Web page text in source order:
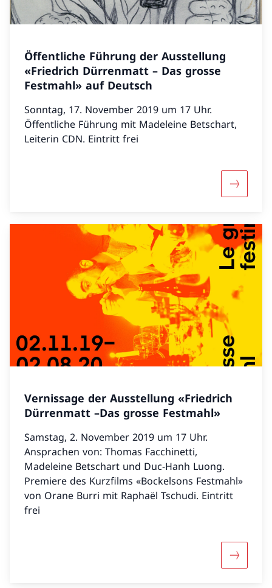
Öffentliche Führung der Ausstellung
«Friedrich Dürrenmatt – Das grosse
Festmahl» auf Deutsch
Sonntag, 17. November 2019 um 17 Uhr.
Öffentliche Führung mit Madeleine Betschart,
Leiterin CDN. Eintritt frei
Mehr
Vernissage der Ausstellung «Friedrich
Dürrenmatt –Das grosse Festmahl»
Samstag, 2. November 2019 um 17 Uhr.
Ansprachen von: Thomas Facchinetti,
Madeleine Betschart und Duc-Hanh Luong.
Premiere des Kurzfilms «Bockelsons Festmahl»
von Orane Burri mit Raphaël Tschudi. Eintritt
frei
Mehr